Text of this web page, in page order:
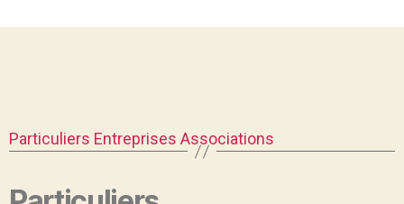
Particuliers Entreprises Associations